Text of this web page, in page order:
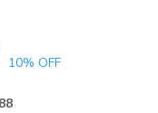
10% OFF